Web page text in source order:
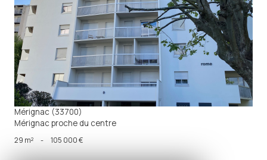
voir le bien
Mérignac (33700)
Mérignac proche du centre
29 m² - 105 000 €